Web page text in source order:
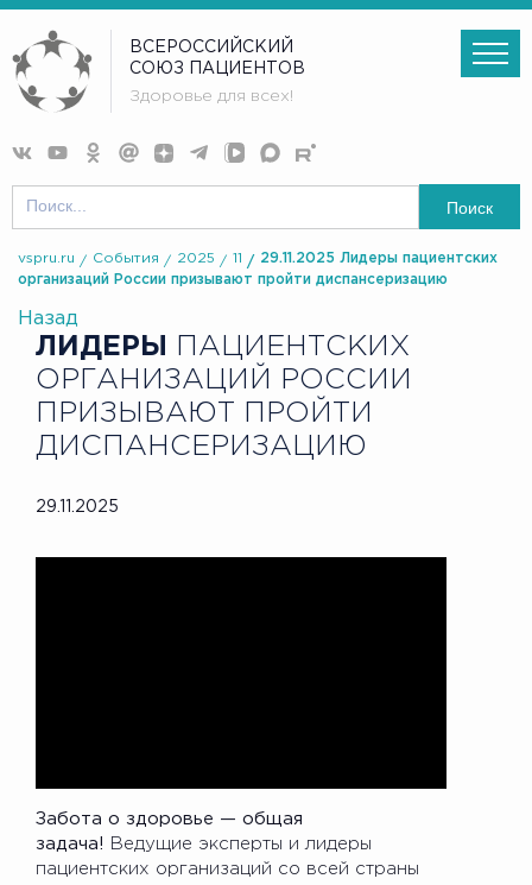
ВСЕРОССИЙСКИЙ
СОЮЗ ПАЦИЕНТОВ
Здоровье для всех!
Поиск
vspru.ru События 2025 11
29.11.2025 Лидеры пациентских
организаций России призывают пройти диспансеризацию
Назад
ЛИДЕРЫ
ПАЦИЕНТСКИХ
ОРГАНИЗАЦИЙ РОССИИ
ПРИЗЫВАЮТ ПРОЙТИ
ДИСПАНСЕРИЗАЦИЮ
29.11.2025
Забота о здоровье — общая
задача!
Ведущие эксперты и лидеры
пациентских организаций со всей страны